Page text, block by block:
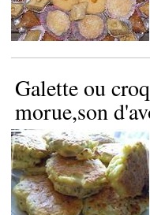
Galette ou
morue,son